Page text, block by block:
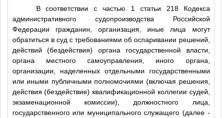
В соответствии с частью 1 статьи 218 Кодекса
административного судопроизводства Российской
Федерации гражданин, организация, иные лица могут
обратиться в суд с требованиями об оспаривании решений,
действий (бездействия) органа государственной власти,
органа местного самоуправления, иного органа,
организации, наделенных отдельными государственными
или иными публичными полномочиями (включая решения,
действия (бездействие) квалификационной коллегии судей,
экзаменационной комиссии), должностного лица,
государственного или муниципального служащего (далее -